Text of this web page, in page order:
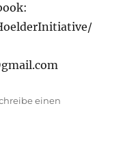
einen